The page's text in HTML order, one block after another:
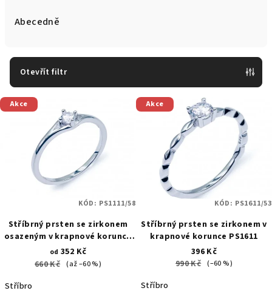
r
o
Abecedně
Otevřít filtr
V
o
d
t
Akce
Stříbrný prsten se zirkonem
osazeným v krapnové korunce
PS1111
od 352 Kč
660 Kč (až –60 %)
Stříbro
KÓD: PS1111/58
Akce
Stříbrný prsten se zirkonem v
krapnové korunce PS1611
396 Kč
990 Kč (–60 %)
Stříbro
KÓD: PS1611/53